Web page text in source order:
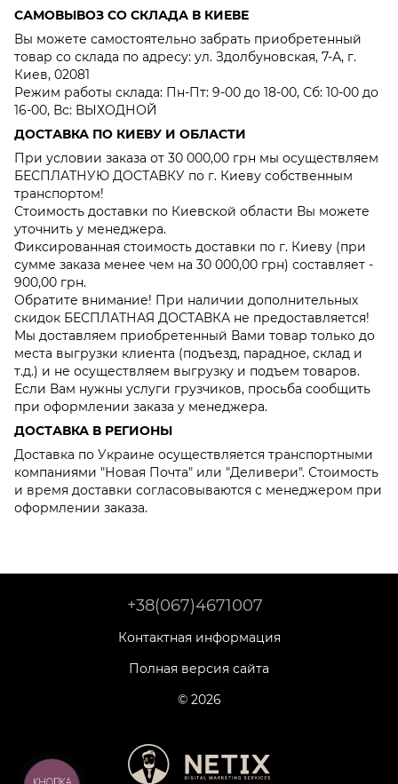
САМОВЫВОЗ СО СКЛАДА В КИЕВЕ
Вы можете самостоятельно забрать приобретенный
товар со склада по адресу: ул. Здолбуновская, 7-А, г.
Киев, 02081
Режим работы склада: Пн-Пт: 9-00 до 18-00, Сб: 10-00 до
16-00, Вс: ВЫХОДНОЙ
ДОСТАВКА ПО КИЕВУ И ОБЛАСТИ
При условии заказа от 30 000,00 грн мы осуществляем
БЕСПЛАТНУЮ ДОСТАВКУ по г. Киеву собственным
транспортом!
Стоимость доставки по Киевской области Вы можете
уточнить у менеджера.
Фиксированная стоимость доставки по г. Киеву (при
сумме заказа менее чем на 30 000,00 грн) составляет -
900,00 грн.
Обратите внимание! При наличии дополнительных
скидок БЕСПЛАТНАЯ ДОСТАВКА не предоставляется!
Мы доставляем приобретенный Вами товар только до
места выгрузки клиента (подъезд, парадное, склад и
т.д.) и не осуществляем выгрузку и подъем товаров.
Если Вам нужны услуги грузчиков, просьба сообщить
при оформлении заказа у менеджера.
ДОСТАВКА В РЕГИОНЫ
Доставка по Украине осуществляется транспортными
компаниями "Новая Почта" или "Деливери". Стоимость
и время доставки согласовываются с менеджером при
оформлении заказа.
+38(067)4671007
Контактная информация
Полная версия сайта
© 2026